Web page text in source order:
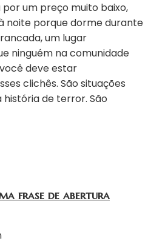
um preço muito baixo,
noite porque dorme durante
um lugar
ninguém na comunidade
deve estar
clichês. São situações
de terror. São
frase de abertura